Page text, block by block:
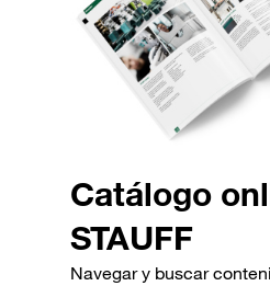
Catálogo
STAUFF
Navegar y buscar